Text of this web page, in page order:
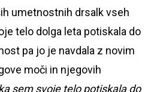
umetnostnih drsalk vseh
telo dolga leta potiskala do
pa jo je navdala z novim
moči in njegovih
sem svoje telo potiskala do